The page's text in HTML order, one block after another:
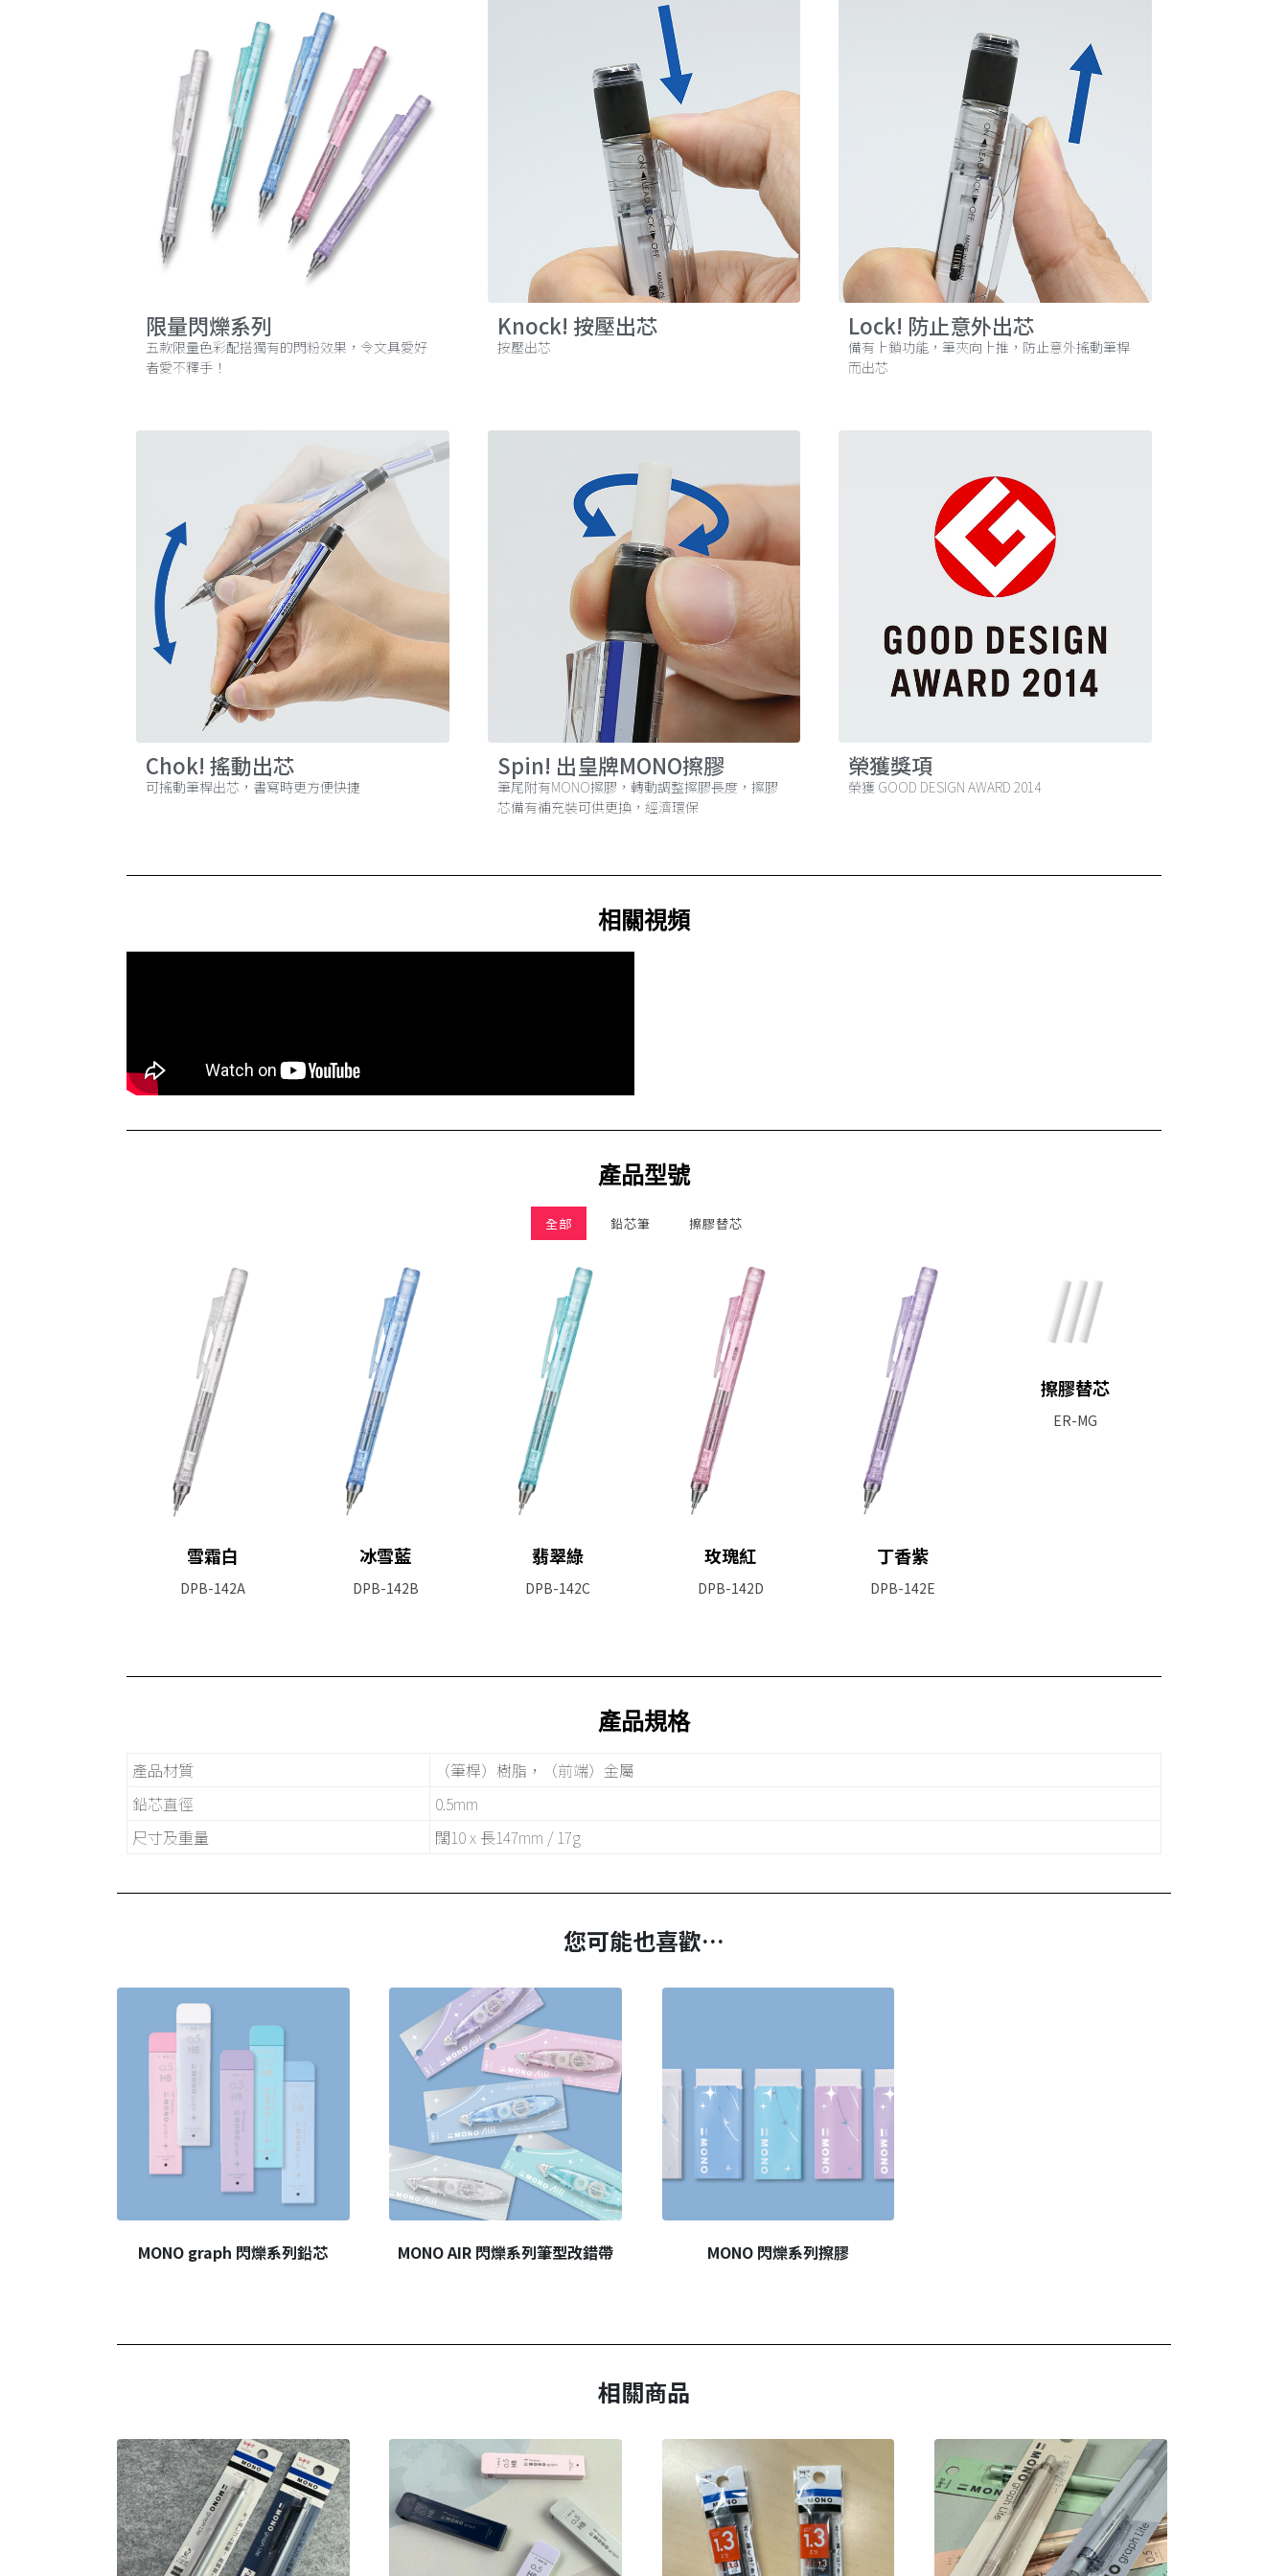
限量閃爍系列
五款限量色彩配搭獨有的閃粉效果，令文具愛好
者愛不釋手！
Knock! 按壓出芯
按壓出芯
Lock! 防止意外出芯
備有上鎖功能，筆夾向上推，防止意外搖動筆桿
而出芯
Chok! 搖動出芯
可搖動筆桿出芯，書寫時更方便快捷
Spin! 出皇牌MONO擦膠
筆尾附有MONO擦膠，轉動調整擦膠長度，擦膠
芯備有補充裝可供更換，經濟環保
榮獲獎項
榮獲 GOOD DESIGN AWARD 2014
相關視頻
產品型號
全部 鉛芯筆 擦膠替芯
雪霜白
DPB-142A
冰雪藍
DPB-142B
翡翠綠
DPB-142C
玫瑰紅
DPB-142D
丁香紫
DPB-142E
擦膠替芯
ER-MG
產品規格
產品材質
（筆桿）樹脂，（前端）金屬
鉛芯直徑
0.5mm
尺寸及重量
闊10 x 長147mm / 17g
您可能也喜歡…
MONO graph 閃爍系列鉛芯 MONO AIR 閃爍系列筆型改錯帶 MONO 閃爍系列擦膠
相關商品